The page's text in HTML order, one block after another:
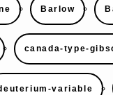
Barlow
canada-type-
variable